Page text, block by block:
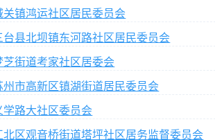
关镇鸿运社区居民委员会
台县北坝镇东河路社区居民委员会
芝街道考家社区居委会
州市高新区镇湖街道居民委员会
学路大社区委员会
北区观音桥街道塔坪社区居务监督委员会